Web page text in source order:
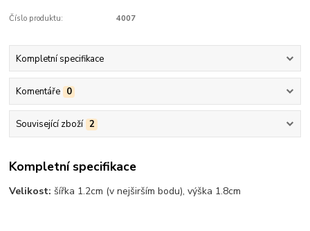
Číslo produktu: 4007
Kompletní specifikace
Komentáře 0
Související zboží 2
Kompletní specifikace
Velikost: šířka 1.2cm (v nejširším bodu), výška 1.8cm